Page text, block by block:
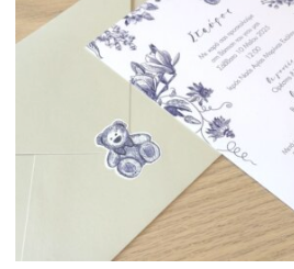
Πρόσθήκη
στην
λίστα
επιθυμιών